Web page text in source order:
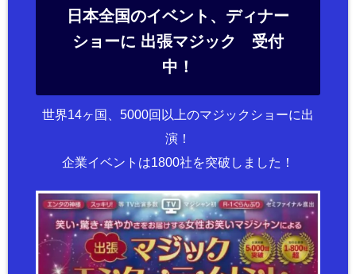
日本全国のイベント、ディナー
ショーに 出張マジック 受付
中！
世界14ヶ国、5000回以上のマジックショーに出
演！
企業イベントは1800社を突破しました！